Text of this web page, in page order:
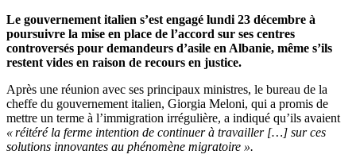
Le gouvernement italien s’est engagé lundi 23 décembre à
poursuivre la mise en place de l’accord sur ses centres
controversés pour demandeurs d’asile en Albanie, même s’ils
restent vides en raison de recours en justice.
Après une réunion avec ses principaux ministres, le bureau de la
cheffe du gouvernement italien, Giorgia Meloni, qui a promis de
mettre un terme à l’immigration irrégulière, a indiqué qu’ils avaient
« réitéré la ferme intention de continuer à travailler […] sur ces
solutions innovantes au phénomène migratoire ».